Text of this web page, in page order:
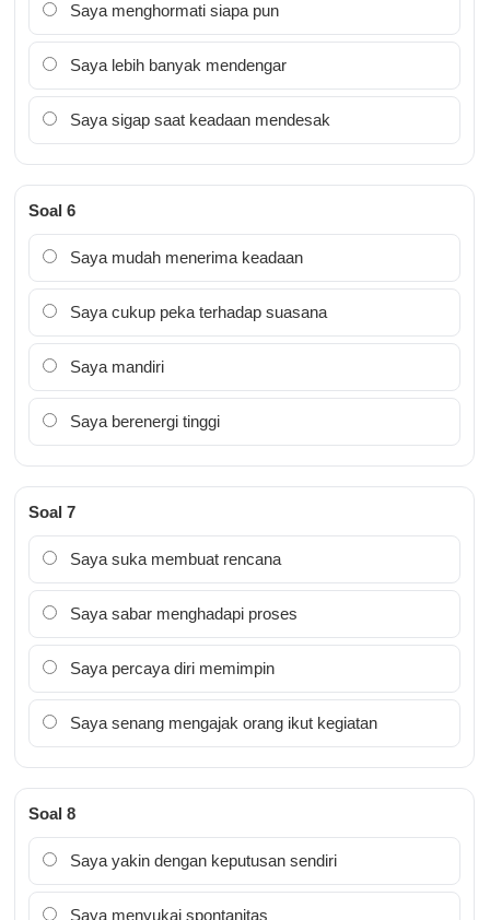
Saya menghormati siapa pun
Saya lebih banyak mendengar
Saya sigap saat keadaan mendesak
Soal 6
Saya mudah menerima keadaan
Saya cukup peka terhadap suasana
Saya mandiri
Saya berenergi tinggi
Soal 7
Saya suka membuat rencana
Saya sabar menghadapi proses
Saya percaya diri memimpin
Saya senang mengajak orang ikut kegiatan
Soal 8
Saya yakin dengan keputusan sendiri
Saya menyukai spontanitas